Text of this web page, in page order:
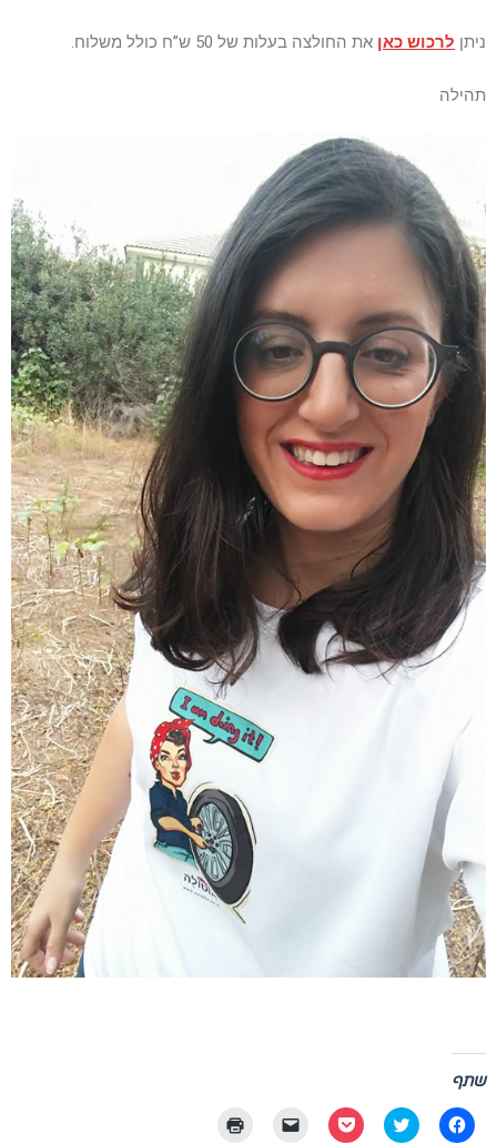
ניתן לרכוש כאן את החולצה בעלות של 50 ש”ח כולל משלוח.
תהילה
שתף
לחיצה
לשיתוף
לחצו
כדי
לחצו
לשיתוף ללחוץ